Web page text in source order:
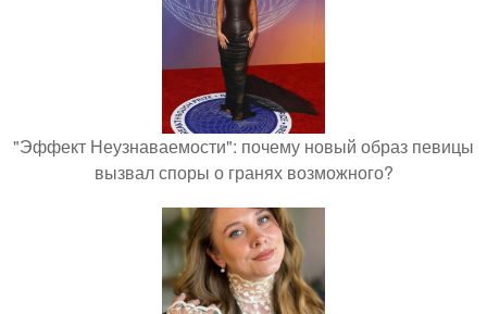
"Эффект Неузнаваемости": почему новый образ певицы
вызвал споры о гранях возможного?